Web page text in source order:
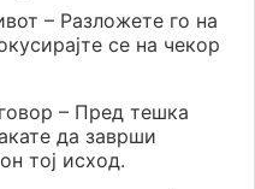
– Разложете го на
се на чекор
– Пред тешка
да заврши
тој исход.